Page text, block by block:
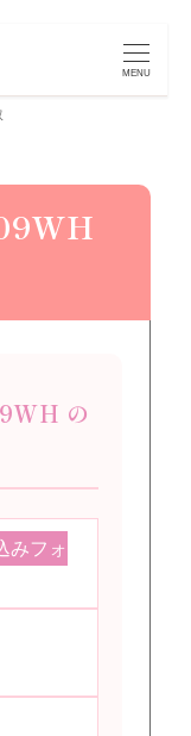
MENU
の
みフォ